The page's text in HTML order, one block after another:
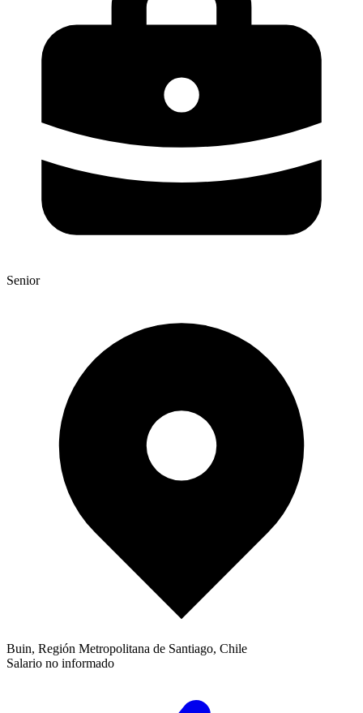
Senior
Buin, Región Metropolitana de Santiago, Chile
Salario no informado